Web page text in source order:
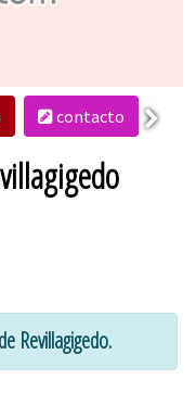
contacto
Revillagigedo.